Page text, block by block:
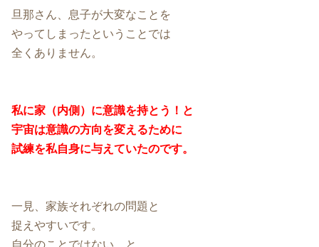
旦那さん、息子が大変なことを
やってしまったということでは
全くありません。
私に家（内側）に意識を持とう！と
宇宙は意識の方向を変えるために
試練を私自身に与えていたのです。
一見、家族それぞれの問題と
捉えやすいです。
自分のことではない、と。